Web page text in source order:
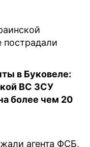
пострадали
в Буковеле:
ВС ЗСУ
более чем 20
агента ФСБ,